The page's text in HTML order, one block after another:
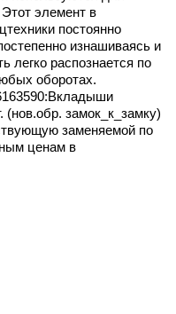
элемент в
постоянно
изнашиваясь и
легко распознается по
оборотах.
замок_к_замку)
заменяемой по
ценам в